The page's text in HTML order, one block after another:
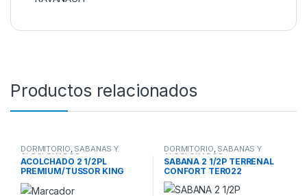
Productos relacionados
DORMITORIO, SABANAS Y
ALCOLCHADOS
ACOLCHADO 2 1/2PL
PREMIUM/TUSSOR KING
DORMITORIO, SABANAS Y
ALCOLCHADOS
SABANA 2 1/2P TERRENAL
CONFORT TER022